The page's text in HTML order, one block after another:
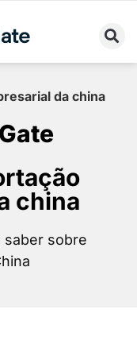
da china
china
saber sobre